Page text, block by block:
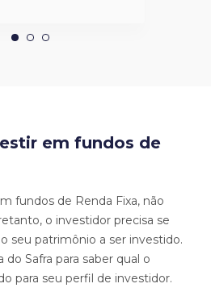
em fundos de
fundos de Renda Fixa, não
o investidor precisa se
seu patrimônio a ser investido.
Safra para saber qual o
para seu perfil de investidor.